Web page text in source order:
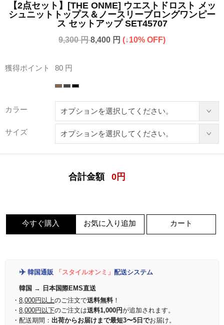
【2点セット】[THE ONME] ウエストドロスト メッ
シュニットトップス＆ノースリーブロングワンピー
ス セットアップ SET45707
9,300 円8,400 円 (↓10% OFF)
獲得ポイント 80 円
カラー
サイズ
合計金額 0 円
今すぐ購入 お気に入り追加 カート
✈️ 韓国通販 「スタイルオンミ」 配送システム
韓国 → 日本国際EMS直送
・ 8,000円以上のご注文で送料無料！
・ 8,000円以下のご注文は送料1,000円が追加されます。
・配送期間： 出荷からお届けまで最短3〜5日でお届け。